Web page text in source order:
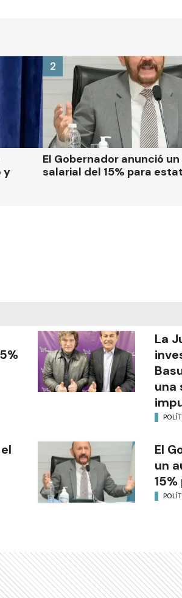
y
El Gobernador anunció
salarial del 15% para
2
La
una
El
un